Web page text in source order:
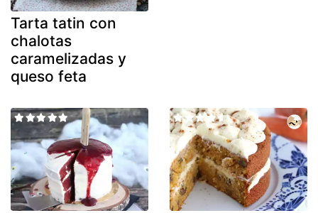
Tarta tatin con
chalotas
caramelizadas y
queso feta